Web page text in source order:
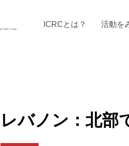
ICRCとは？ 活動を
レバノン：北部